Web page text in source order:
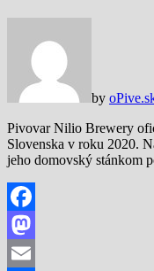
by
Pivovar Nilio Brewery
Slovenska v roku 2020.
jeho domovský stánkom
Facebook
Mastodon